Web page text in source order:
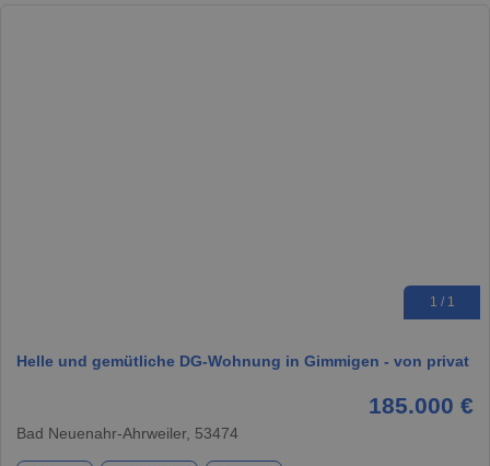
1 / 1
Helle und gemütliche DG-Wohnung in Gimmigen - von privat
185.000 €
Bad Neuenahr-Ahrweiler, 53474